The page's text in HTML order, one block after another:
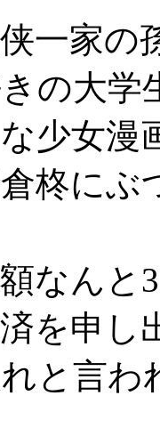
家の
の大学
少女漫
柊にぶ
なんと
を申し
れと言